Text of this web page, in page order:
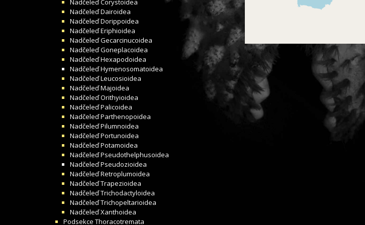
NadčeleďCorystoidea
NadčeleďDairoidea
NadčeleďDorippoidea
NadčeleďEriphioidea
NadčeleďGecarcinucoidea
NadčeleďGoneplacoidea
NadčeleďHexapodoidea
NadčeleďHymenosomatoidea
NadčeleďLeucosioidea
NadčeleďMajoidea
NadčeleďOrithyioidea
NadčeleďPalicoidea
NadčeleďParthenopoidea
NadčeleďPilumnoidea
NadčeleďPortunoidea
NadčeleďPotamoidea
NadčeleďPseudothelphusoidea
NadčeleďPseudozioidea
NadčeleďRetroplumoidea
NadčeleďTrapezioidea
NadčeleďTrichodactyloidea
NadčeleďTrichopeltarioidea
NadčeleďXanthoidea
Podsekce Thoracotremata